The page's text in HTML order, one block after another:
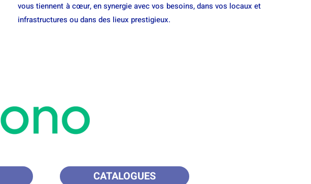
vous tiennent à cœur, en synergie avec vos besoins, dans vos locaux et
infrastructures ou dans des lieux prestigieux.
CATALOGUES